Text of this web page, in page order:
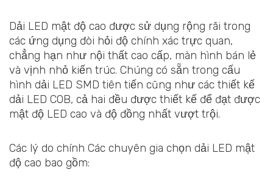
Dải LED mật độ cao được sử dụng rộng rãi trong
các ứng dụng đòi hỏi độ chính xác trực quan,
chẳng hạn như nội thất cao cấp, màn hình bán lẻ
và vịnh nhỏ kiến trúc. Chúng có sẵn trong cấu
hình dải LED SMD tiên tiến cũng như các thiết kế
dải LED COB, cả hai đều được thiết kế để đạt được
mật độ LED cao và độ đồng nhất vượt trội.
Các lý do chính Các chuyên gia chọn dải LED mật
độ cao bao gồm: